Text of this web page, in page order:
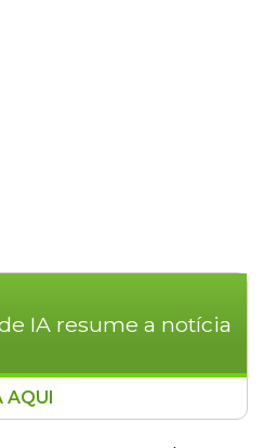
IA resume a notícia
Santana Souza, de
AQUI